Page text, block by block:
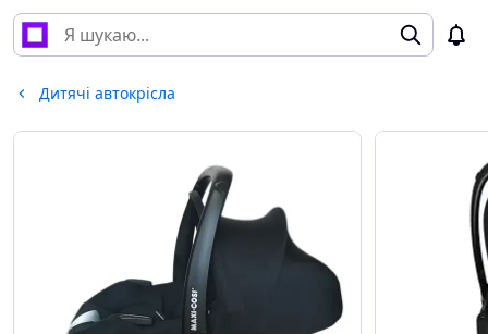
Дитячі автокрісла